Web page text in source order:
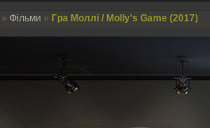
» Фільми » Гра Моллі / Molly's Game (2017)